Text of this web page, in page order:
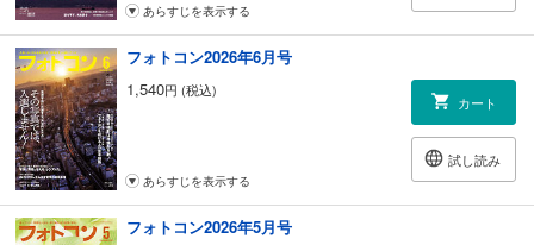
【初級コース フォトコン・スクール】
183 自由の部
審査・選評 田邊和宜
193 こうすればよくなる［自由の部］
197 ネイチャーの部
審査・選評 並木 隆
207 こうすればよくなる［ネイチャーの部］
248 【応募規定】月例コンテスト
295 【応募規定】フォトコンG／フォトハイ句！
あらすじを表示する
フォトコン2026年6月号
1,540円 (税込)
カート
試し読み
あらすじを表示する
フォトコン2026年5月号